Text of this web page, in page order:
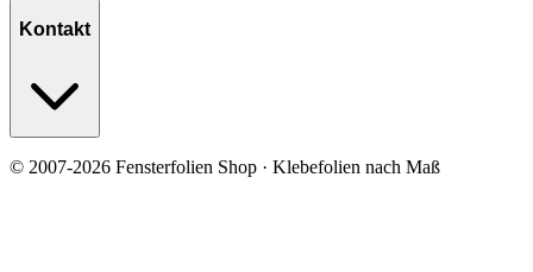
Kontakt
© 2007-2026 Fensterfolien Shop · Klebefolien nach Maß